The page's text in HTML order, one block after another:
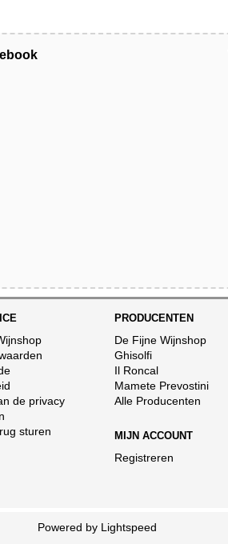
de privacy
sturen
PRODUCENTEN
De Fijne Wijnshop
Ghisolfi
Il Roncal
Mamete Prevostini
Alle Producenten
MIJN ACCOUNT
Registreren
Powered by Lightspeed